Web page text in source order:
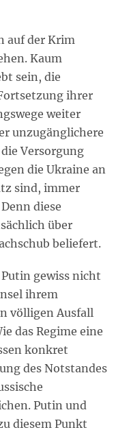
auf der Krim
Kaum
sein, die
ihrer
weiter
unzugänglichere
Versorgung
die Ukraine an
sind, immer
diese
über
beliefert.
gewiss nicht
ihrem
völligen Ausfall
das Regime eine
konkret
des Notstandes
Putin und
diesem Punkt